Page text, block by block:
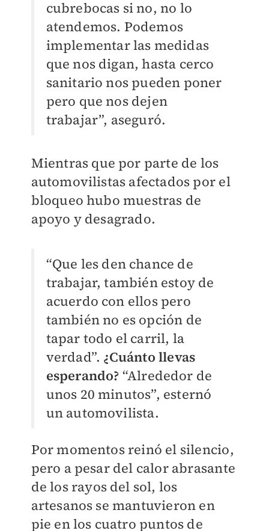
cubrebocas si no, no lo
atendemos. Podemos
implementar las medidas
que nos digan, hasta cerco
sanitario nos pueden poner
pero que nos dejen
trabajar”, aseguró.
Mientras que por parte de los
automovilistas afectados por el
bloqueo hubo muestras de
apoyo y desagrado.
“Que les den chance de
trabajar, también estoy de
acuerdo con ellos pero
también no es opción de
tapar todo el carril, la
verdad”. ¿Cuánto llevas
esperando? “Alrededor de
unos 20 minutos”, esternó
un automovilista.
Por momentos reinó el silencio,
pero a pesar del calor abrasante
de los rayos del sol, los
artesanos se mantuvieron en
pie en los cuatro puntos de